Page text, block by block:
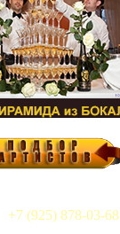
+7 (925) 878-03-68